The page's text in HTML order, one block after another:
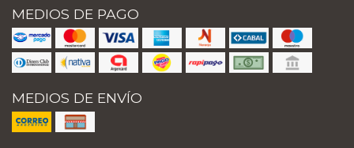
MEDIOS DE PAGO
MEDIOS DE ENVÍO